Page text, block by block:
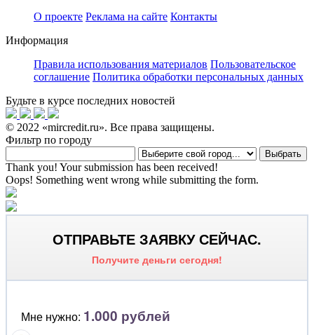
О проекте Реклама на сайте Контакты
Информация
Правила использования материалов Пользовательское
соглашение Политика обработки персональных данных
Будьте в курсе последних новостей
© 2022 «mircredit.ru». Все права защищены.
Фильтр по городу
Thank you! Your submission has been received!
Oops! Something went wrong while submitting the form.